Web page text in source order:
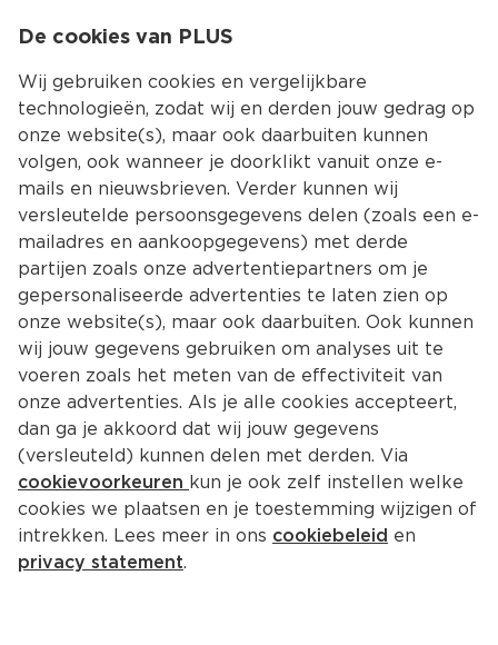
Kies jouw
Terug Producten
PLUS Boerentrots Kipborrelmix
milde chili
De cookies van PLUS
Wij gebruiken cookies en vergelijkbare
technologieën, zodat wij en derden jouw gedrag op
onze website(s), maar ook daarbuiten kunnen
volgen, ook wanneer je doorklikt vanuit onze e-
mails en nieuwsbrieven. Verder kunnen wij
versleutelde persoonsgegevens delen (zoals een e-
mailadres en aankoopgegevens) met derde
partijen zoals onze advertentiepartners om je
gepersonaliseerde advertenties te laten zien op
onze website(s), maar ook daarbuiten. Ook kunnen
wij jouw gegevens gebruiken om analyses uit te
voeren zoals het meten van de effectiviteit van
onze advertenties. Als je alle cookies accepteert,
dan ga je akkoord dat wij jouw gegevens
(versleuteld) kunnen delen met derden. Via
cookievoorkeuren kun je ook zelf instellen welke
cookies we plaatsen en je toestemming wijzigen of
intrekken. Lees meer in ons cookiebeleid en
privacy statement.